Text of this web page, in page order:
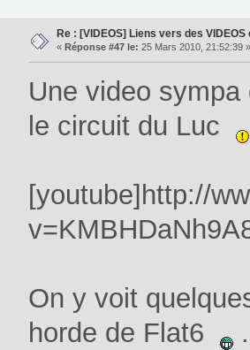
Re : [VIDEOS] Liens vers des
« Réponse #47 le: 25 Mars 2010, 21:52:39 »
Une video
le circuit du Luc
[youtube]http://
On y voit
horde de Flat6